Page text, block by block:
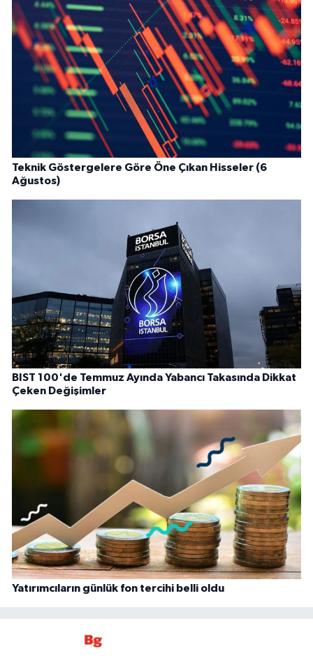
Teknik Göstergelere Göre Öne Çıkan Hisseler (6
Ağustos)
BIST 100'de Temmuz Ayında Yabancı Takasında Dikkat
Çeken Değişimler
Yatırımcıların günlük fon tercihi belli oldu